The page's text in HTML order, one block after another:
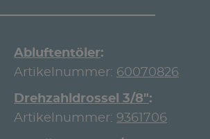
Abluftentöler
Artikelnummer: 60070826
Drehzahldrossel 3/8"
Artikelnummer: 9361706